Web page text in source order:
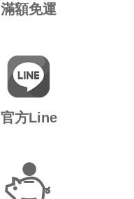
滿額免運
官方Line